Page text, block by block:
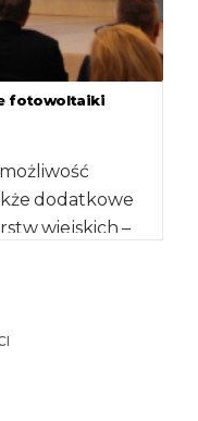
fotowoltaiki
dodatkowe
wiejskich –